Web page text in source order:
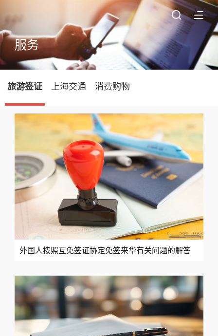
服务
旅游签证 上海交通 消费购物
外国人按照互免签证协定免签来华有关问题的解答